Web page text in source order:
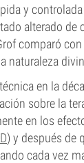
y
alterado de
comparó
naturaleza
en la
sobre la
en los
) y después de
cada vez